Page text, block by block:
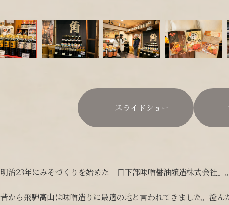
明治23年にみそづくりを始めた「日下部味噌醤油醸造株式会社」。
昔から飛騨高山は味噌造りに最適の地と言われてきました。澄
スライドショー